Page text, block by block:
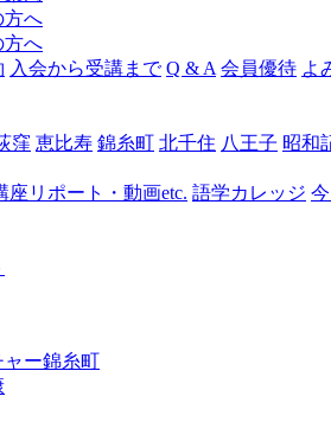
ャ
錦
糸
方へ
方へ
入会から受講まで Q & A 会員優待 よ
窪 恵比寿 錦糸町 北千住 八王子 昭和
座リポート・動画etc. 語学カレッジ
ャー錦糸町